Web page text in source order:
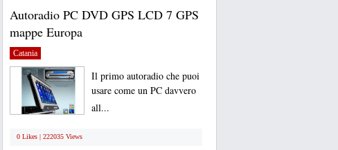
Autoradio PC DVD GPS LCD 7 GPS
mappe Europa
Catania
Il primo autoradio che puoi
usare come un PC davvero
all...
0 Likes | 222035 Views